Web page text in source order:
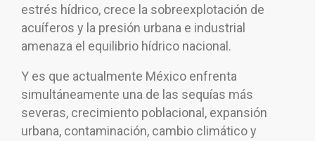
estrés hídrico, crece la sobreexplotación de
acuíferos y la presión urbana e industrial
amenaza el equilibrio hídrico nacional.
Y es que actualmente México enfrenta
simultáneamente una de las sequías más
severas, crecimiento poblacional, expansión
urbana, contaminación, cambio climático y